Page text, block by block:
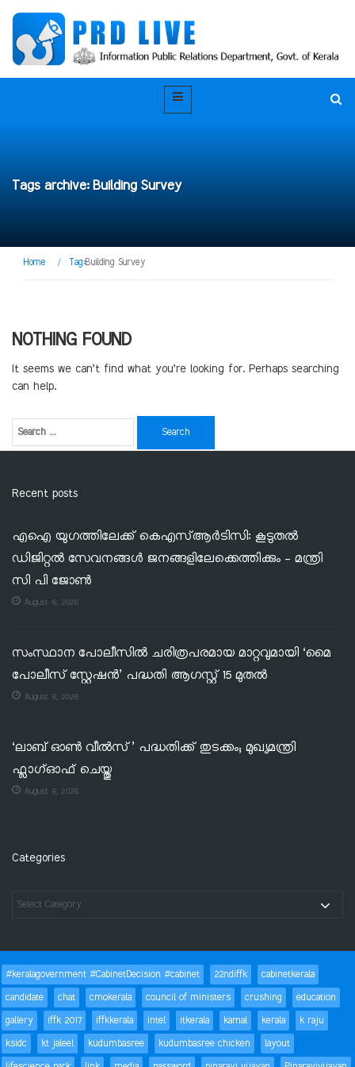
Tags archive: Building Survey
Home / Tag:Building Survey
NOTHING FOUND
It seems we can’t find what you’re looking for. Perhaps searching
can help.
Recent posts
എഐ യുഗത്തിലേക്ക് കെഎസ്ആർടിസി: കൂടുതൽ
ഡിജിറ്റൽ സേവനങ്ങൾ ജനങ്ങളിലേക്കെത്തിക്കും – മന്ത്രി
സി പി ജോൺ
August 6, 2026
സംസ്ഥാന പോലീസിൽ ചരിത്രപരമായ മാറ്റവുമായി ‘മൈ
പോലീസ് സ്റ്റേഷൻ’ പദ്ധതി ആഗസ്റ്റ് 15 മുതൽ
August 6, 2026
‘ലാബ് ഓൺ വീൽസ്’ പദ്ധതിക്ക് തുടക്കം; മുഖ്യമന്ത്രി
ഫ്ലാഗ്ഓഫ് ചെയ്തു
August 6, 2026
Categories
#keralagovernment #CabinetDecision #cabinet 22ndiffk
cabinetkerala
candidate
chat cmokerala council of ministers crushing
education
gallery
iffk 2017 iffkkerala intel itkerala kamal kerala
k raju
ksidc
kt jaleel kudumbasree kudumbasree chicken
layout